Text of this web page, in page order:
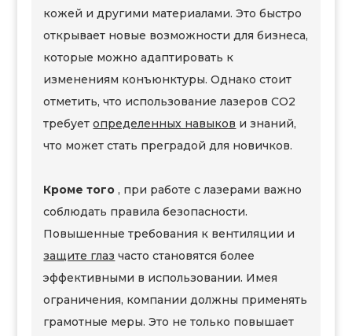
кожей и другими материалами. Это быстро
открывает новые возможности для бизнеса,
которые можно адаптировать к
изменениям конъюнктуры. Однако стоит
отметить, что использование лазеров CO2
требуетопределенных навыков и знаний,
что может стать преградой для новичков.
Кроме того , при работе с лазерами важно
соблюдать правила безопасности.
Повышенные требования к вентиляции и
защите глаз часто становятся более
эффективными в использовании. Имея
ограничения, компании должны применять
грамотные меры. Это не только повышает